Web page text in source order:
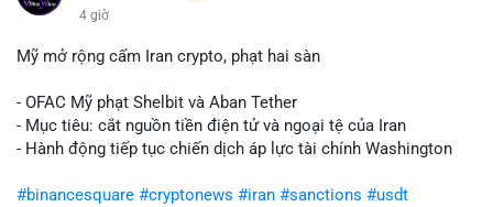
4 giờ
Mỹ mở rộng cấm Iran crypto, phạt hai sàn
- OFAC Mỹ phạt Shelbit và Aban Tether
- Mục tiêu: cắt nguồn tiền điện tử và ngoại tệ của Iran
- Hành động tiếp tục chiến dịch áp lực tài chính Washington
#binancesquare #cryptonews #iran #sanctions #usdt